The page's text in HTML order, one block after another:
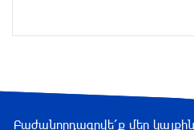
Բաժանորդագրվե՛ք մեր